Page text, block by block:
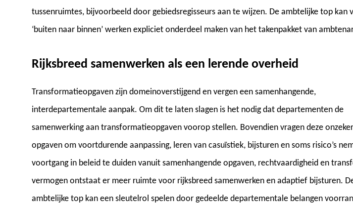
tussenruimtes, bijvoorbeeld door gebiedsregisseurs aan te wijzen. De ambtelijke top kan
‘buiten naar binnen’ werken expliciet onderdeel maken van het takenpakket van
Rijksbreed samenwerken als een lerende overheid
Transformatieopgaven zijn domeinoverstijgend en vergen een samenhangende,
interdepartementale aanpak. Om dit te laten slagen is het nodig dat departementen de
samenwerking aan transformatieopgaven voorop stellen. Bovendien vragen deze
opgaven om voortdurende aanpassing, leren van casuïstiek, bijsturen en soms risico’s
voortgang in beleid te duiden vanuit samenhangende opgaven, rechtvaardigheid en
vermogen ontstaat er meer ruimte voor rijksbreed samenwerken en adaptief bijsturen.
ambtelijke top kan een sleutelrol spelen door gedeelde departementale belangen